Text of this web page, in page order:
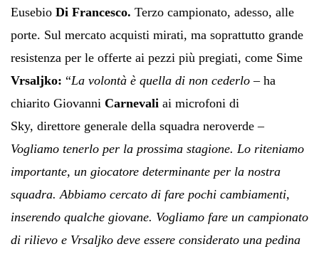
Eusebio Di Francesco. Terzo campionato, adesso, alle
porte. Sul mercato acquisti mirati, ma soprattutto grande
resistenza per le offerte ai pezzi più pregiati, come Sime
Vrsaljko: “La volontà è quella di non cederlo – ha
chiarito Giovanni Carnevali ai microfoni di
Sky, direttore generale della squadra neroverde –
Vogliamo tenerlo per la prossima stagione. Lo riteniamo
importante, un giocatore determinante per la nostra
squadra. Abbiamo cercato di fare pochi cambiamenti,
inserendo qualche giovane. Vogliamo fare un campionato
di rilievo e Vrsaljko deve essere considerato una pedina